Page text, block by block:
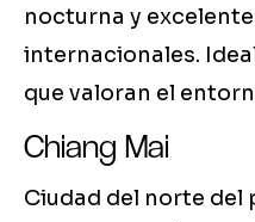
nocturna y
internacionales.
que valoran el
Chiang Mai
Ciudad del norte del